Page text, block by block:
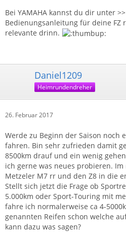
Bei YAMAHA kannst du dir unter >>
Bedienungsanleitung für deine FZ
relevante drinn.
Daniel1209
Heimrundendreher
26. Februar 2017
Werde zu Beginn der Saison noch
fahren. Bin sehr zufrieden damit
8500km drauf und ein wenig
ich gerne was neues probieren.
Metzeler M7 rr und den Z8 in die
Stellt sich jetzt die Frage ob
5.000km oder Sport-Touring mit
fahre ich normalerweise ca 4-
genannten Reifen schon welche
kann dazu was sagen?